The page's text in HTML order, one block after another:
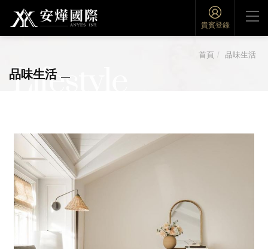
貴賓登錄
Lifestyle
品味生活
首頁 品味生活